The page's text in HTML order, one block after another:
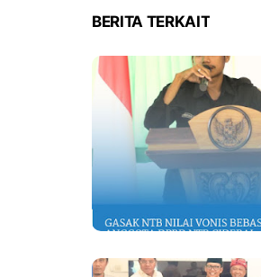
BERITA TERKAIT